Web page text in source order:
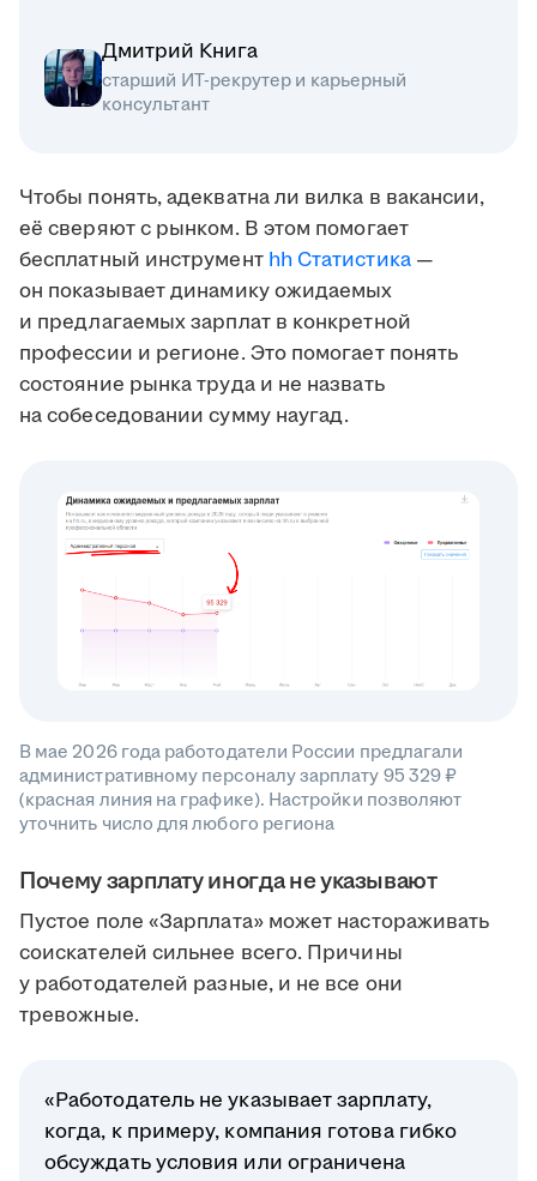
Дмитрий Книга
старший ИТ-рекрутер и карьерный
консультант
Чтобы понять, адекватна ли вилка в вакансии,
её сверяют с рынком. В этом помогает
бесплатный инструмент hh Статистика—
он показывает динамику ожидаемых
и предлагаемых зарплат в конкретной
профессии и регионе. Это помогает понять
состояние рынка труда и не назвать
на собеседовании сумму наугад.
В мае 2026 года работодатели России предлагали
административному персоналу зарплату 95 329 ₽
(красная линия на графике). Настройки позволяют
уточнить число для любого региона
Почему зарплату иногда не указывают
Пустое поле «Зарплата» может настораживать
соискателей сильнее всего. Причины
у работодателей разные, и не все они
тревожные.
«Работодатель не указывает зарплату,
когда, к примеру, компания готова гибко
обсуждать условия или ограничена